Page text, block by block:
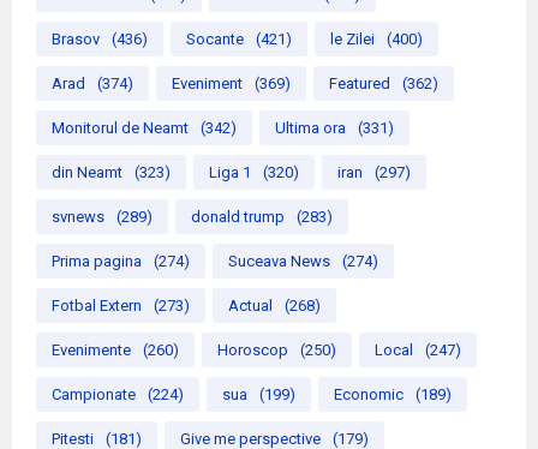
Brasov (436) Socante (421) le Zilei (400)
Arad (374) Eveniment (369) Featured (362)
Monitorul de Neamt (342) Ultima ora (331)
din Neamt (323) Liga 1 (320) iran (297)
svnews (289) donald trump (283)
Prima pagina (274) Suceava News (274)
Fotbal Extern (273) Actual (268)
Evenimente (260) Horoscop (250) Local (247)
Campionate (224) sua (199) Economic (189)
Pitesti (181) Give me perspective (179)